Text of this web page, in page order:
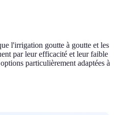
l'irrigation goutte à goutte et les
par leur efficacité et leur faible
particulièrement adaptées à